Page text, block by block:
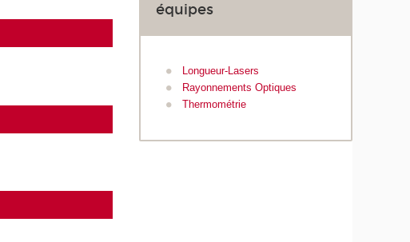
équipes
Longueur-Lasers
Rayonnements Optiques
Thermométrie